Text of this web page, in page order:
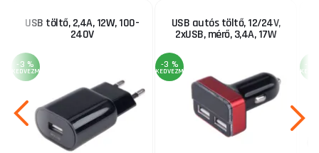
USB töltő, 2,4A, 12W, 100-
240V
-3 %
KEDVEZMÉNY
USB autós töltő, 12/24V,
2xUSB, mérő, 3,4A, 17W
-3 %
KEDVEZMÉNY